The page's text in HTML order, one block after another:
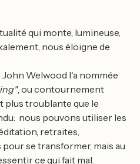
qui monte, lumineuse,
nous éloigne de
Welwood l'a nommée
, ou contournement
plus troublante que le
nous pouvons utiliser les
retraites,
se transformer, mais au
ce qui fait mal.